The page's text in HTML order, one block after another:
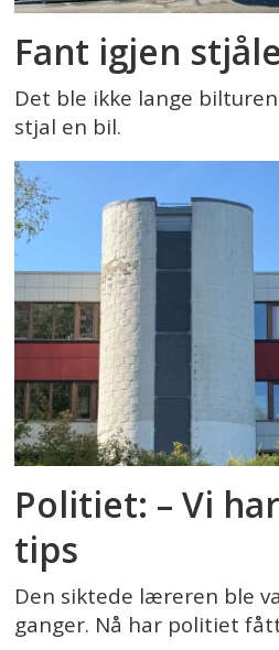
Fant igjen
Det ble ikke lange
stjal en bil.
Politiet: – Vi
tips
Den siktede læreren ble
ganger. Nå har politiet